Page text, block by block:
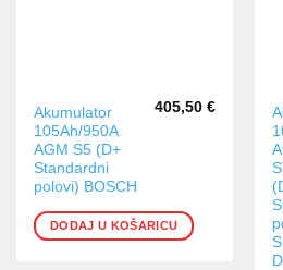
Akumulator
105Ah/950A
AGM S5 (D+
Standardni
polovi) BOSCH
405,50 €
DODAJ U KOŠARICU